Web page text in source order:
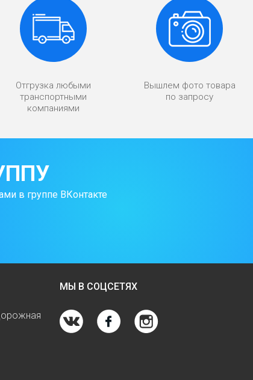
Отгрузка любыми
транспортными
компаниями
Вышлем фото товара
по запросу
в группе ВКонтакте
МЫ В СОЦСЕТЯХ